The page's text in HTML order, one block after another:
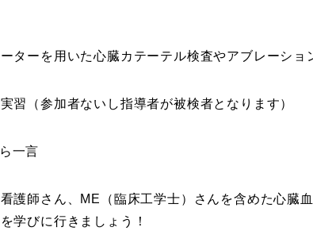
ターを用いた心臓カテーテル検査やアブレーショ
参加者ないし指導者が被検者となります）
一言
護師さん、ME（臨床工学士）さんを含めた心臓
学びに行きましょう！